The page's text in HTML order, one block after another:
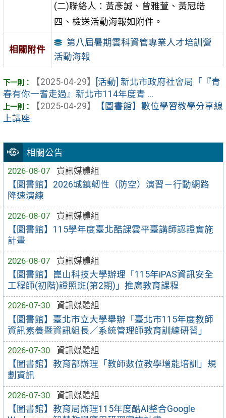
相關公告
2026-08-07
資訊媒體組
【圖書館】2026城鎮韌性（防空）演習－行動網路
降速演練
2026-08-07
資訊媒體組
【圖書館】115學年度臺北酷課雲平臺講師認證實施
計畫
2026-08-07
資訊媒體組
【圖書館】崑山科技大學辦理「115年iPAS資訊安全
工程師(初階)證照班(第2期)」推廣教育課程
2026-07-30
資訊媒體組
【圖書館】臺北市立大學舉辦「臺北市115年度教師
資訊素養暨資訊組長／系統管理師教育訓練研習」
2026-07-30
資訊媒體組
【圖書館】教育部辦理「教師數位教學增能培訓」規
劃資訊
2026-07-30
資訊媒體組
【圖書館】教育局辦理115年度酷AI整合Google
(二)聯絡人：黃彥誠、曾雅萱、黃冠皓
四、檢送活動海報如附件。
相關附件
第八屆暑期雲科資管專業人才培訓營
活動海報
【2025-04-29】
[活動] 新北市政府社會局「『青
春有你一耆走過』新北市114年度青 ...
【2025-04-29】
【圖書館】數位學習教學分享線
上講座